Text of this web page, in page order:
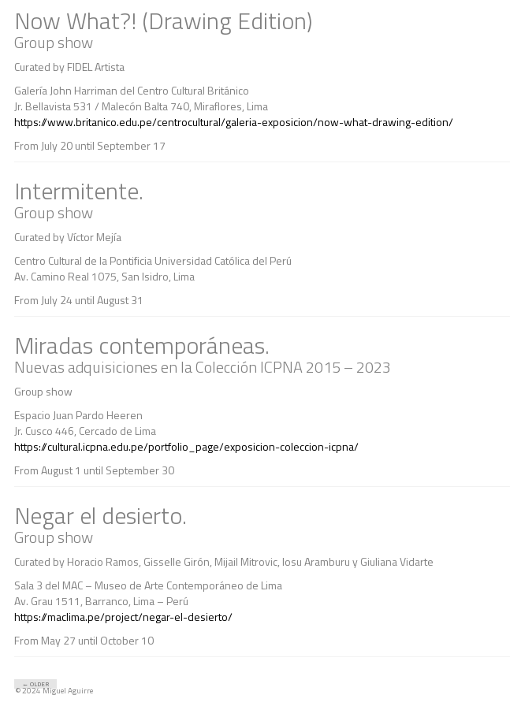
Now What?! (Drawing Edition)
Group show
Curated by FIDEL Artista
Galería John Harriman del Centro Cultural Británico
Jr. Bellavista 531 / Malecón Balta 740, Miraflores, Lima
https://www.britanico.edu.pe/centrocultural/galeria-exposicion/now-what-drawing-edition/
From July 20 until September 17
Intermitente.
Group show
Curated by Víctor Mejía
Centro Cultural de la Pontificia Universidad Católica del Perú
Av. Camino Real 1075, San Isidro, Lima
From July 24 until August 31
Miradas contemporáneas.
Nuevas adquisiciones en la Colección ICPNA 2015 – 2023
Group show
Espacio Juan Pardo Heeren
Jr. Cusco 446, Cercado de Lima
https://cultural.icpna.edu.pe/portfolio_page/exposicion-coleccion-icpna/
From August 1 until September 30
Negar el desierto.
Group show
Curated by Horacio Ramos, Gisselle Girón, Mijail Mitrovic, Iosu Aramburu y Giuliana Vidarte
Sala 3 del MAC – Museo de Arte Contemporáneo de Lima
Av. Grau 1511, Barranco, Lima – Perú
https://maclima.pe/project/negar-el-desierto/
From May 27 until October 10
← OLDER
© 2024 Miguel Aguirre